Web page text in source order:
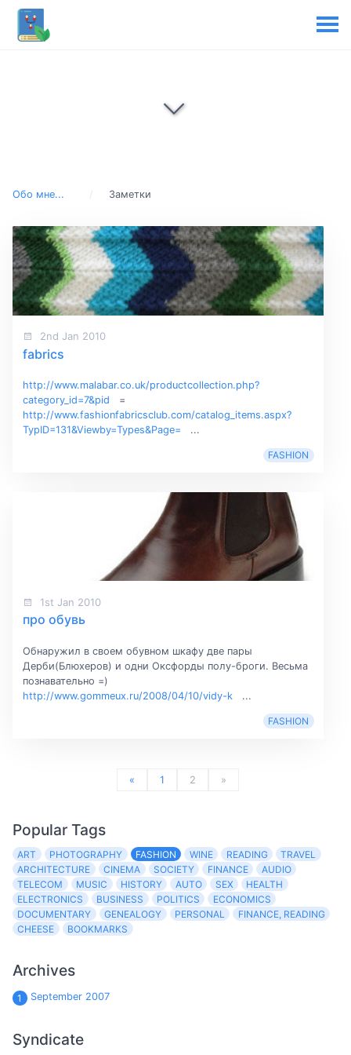
Обо мне... Заметки
2nd Jan 2010
fabrics
http://www.malabar.co.uk/productcollection.php?
category_id=7&pid
=
http://www.fashionfabricsclub.com/catalog_items.aspx?
TypID=131&Viewby=Types&Page=
...
FASHION
1st Jan 2010
про обувь
Обнаружил в своем обувном шкафу две пары
Дерби(Блюхеров) и одни Оксфорды полу-броги. Весьма
познавательно =)
http://www.gommeux.ru/2008/04/10/vidy-k
...
FASHION
« 1 2 »
Popular Tags
ART PHOTOGRAPHY FASHION WINE READING
TRAVEL
ARCHITECTURE
CINEMA SOCIETY FINANCE
AUDIO
TELECOM
MUSIC HISTORY AUTO SEX
HEALTH
ELECTRONICS
BUSINESS POLITICS
ECONOMICS
DOCUMENTARY
GENEALOGY PERSONAL
FINANCE, READING
CHEESE
BOOKMARKS
Archives
1 September 2007
Syndicate